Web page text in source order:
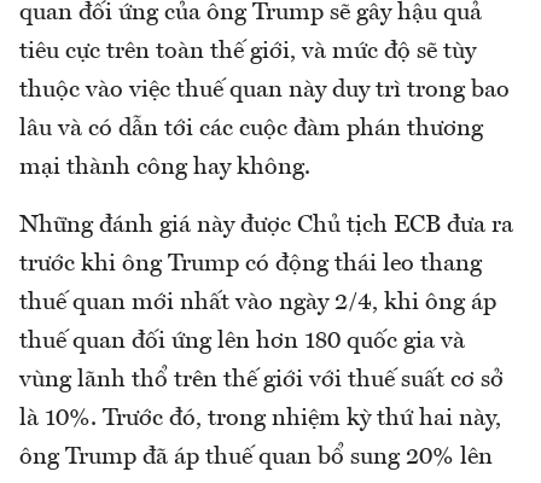
quan đối ứng của ông Trump sẽ gây hậu quả
tiêu cực trên toàn thế giới, và mức độ sẽ tùy
thuộc vào việc thuế quan này duy trì trong bao
lâu và có dẫn tới các cuộc đàm phán thương
mại thành công hay không.
Những đánh giá này được Chủ tịch ECB đưa ra
trước khi ông Trump có động thái leo thang
thuế quan mới nhất vào ngày 2/4, khi ông áp
thuế quan đối ứng lên hơn 180 quốc gia và
vùng lãnh thổ trên thế giới với thuế suất cơ sở
là 10%. Trước đó, trong nhiệm kỳ thứ hai này,
ông Trump đã áp thuế quan bổ sung 20% lên